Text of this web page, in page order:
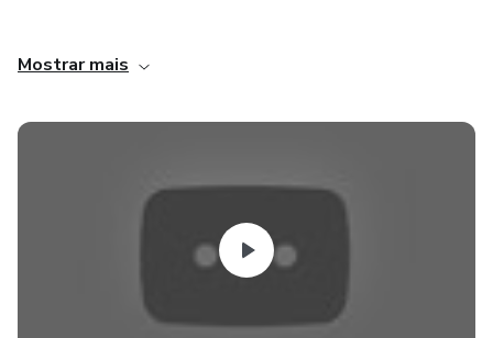
constroem.
- Identificar quais crenças limitantes e fortalecedoras você
- Modificar crenças limitantes e construir crenças
edificadoras e fortalecedoras.
Mostrar mais